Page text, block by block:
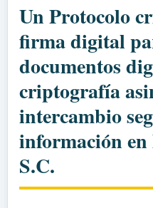
Un Protocolo
firma digital
documentos
criptografía
intercambio
información en
S.C.